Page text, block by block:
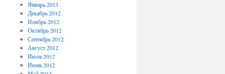
Январь 2013
Декабрь 2012
Ноябрь 2012
Октябрь 2012
Сентябрь 2012
Август 2012
Июль 2012
Июнь 2012